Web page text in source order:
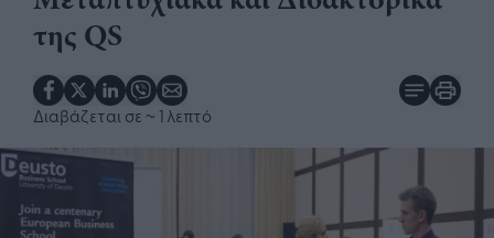
της QS
Διαβάζεται σε ~ 1 λεπτό